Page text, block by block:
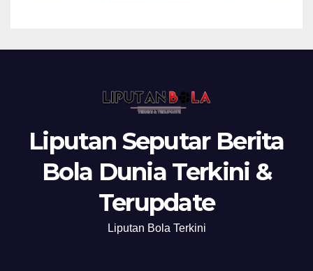
Liputan Seputar Berita
Bola Dunia Terkini &
Terupdate
Liputan Bola Terkini